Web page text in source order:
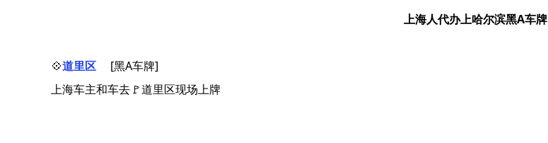
上海人代办上哈尔滨黑A车牌
💠道里区
[黑A车牌]
上海车主和车去🚩道里区现场上牌